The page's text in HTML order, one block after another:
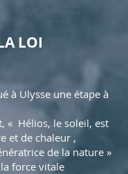
LOI
à Ulysse une étape à
« Hélios, le soleil, est
et de chaleur ,
de la nature »
force vitale